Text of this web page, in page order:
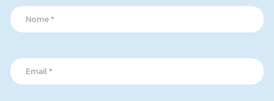
m
a
*
N
a
m
E
m
a